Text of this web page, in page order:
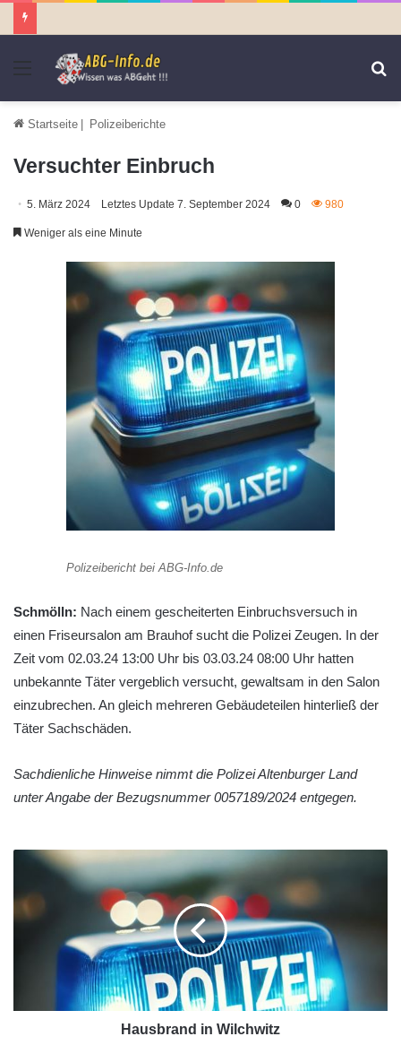
Menü
Startseite | Polizeiberichte
Versuchter Einbruch
5. März 2024 Letztes Update 7. September 2024 0 980
Weniger als eine Minute
Polizeibericht bei ABG-Info.de
Schmölln: Nach einem gescheiterten Einbruchsversuch in
einen Friseursalon am Brauhof sucht die Polizei Zeugen. In der
Zeit vom 02.03.24 13:00 Uhr bis 03.03.24 08:00 Uhr hatten
unbekannte Täter vergeblich versucht, gewaltsam in den Salon
einzubrechen. An gleich mehreren Gebäudeteilen hinterließ der
Täter Sachschäden.
Sachdienliche Hinweise nimmt die Polizei Altenburger Land
unter Angabe der Bezugsnummer 0057189/2024 entgegen.
Hausbrand in Wilchwitz